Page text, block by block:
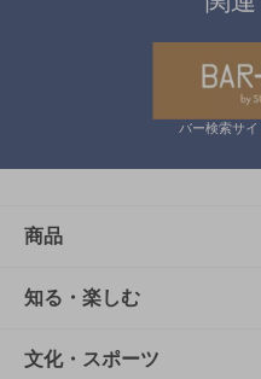
バー検索サイ
商品
商品TOP
商品一覧
知る・楽しむ
知る・楽しむTOP
文化・スポーツ